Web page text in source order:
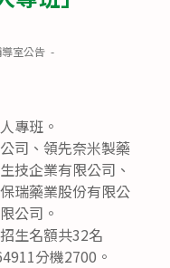
室公告
專班。
司、領先奈米製藥
技企業有限公司、
瑞藥業股份有限公
公司。
生名額共32名
分機2700。